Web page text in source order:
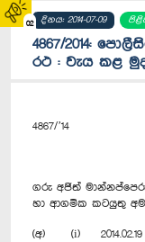
02 දිනය: 2014-07-09
4867/2014:
රථ : වැය කළ
4867/’14
ගරු අජිත්
හා ආගමික කටයුතු
(අ) (i) 2014.02.19